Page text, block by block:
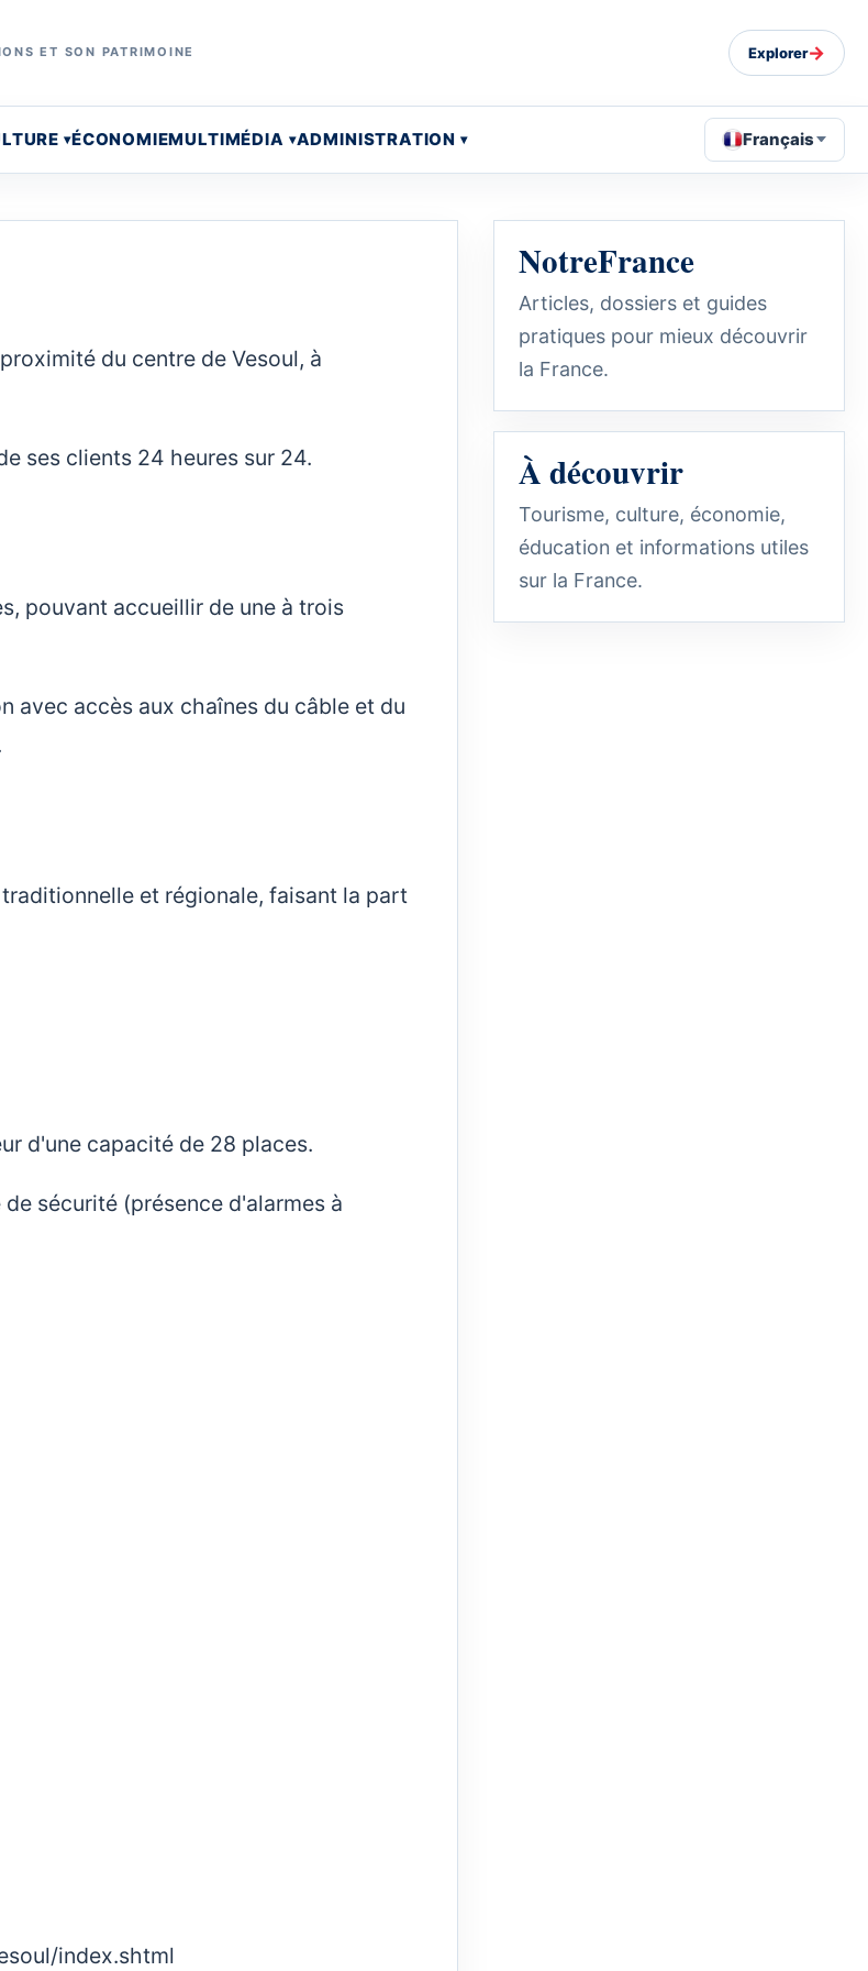
ET SON PATRIMOINE Explorer→
ÉCONOMIEMULTIMÉDIA ADMINISTRATION Français
du centre de Vesoul, à
ses clients 24 heures sur 24.
pouvant accueillir de une à trois
avec accès aux chaînes du câble et du
et régionale, faisant la part
d'une capacité de 28 places.
sécurité (présence d'alarmes à
index.shtml
NotreFrance
Articles, dossiers et guides
pratiques pour mieux découvrir
la France.
À découvrir
Tourisme, culture, économie,
éducation et informations utiles
sur la France.